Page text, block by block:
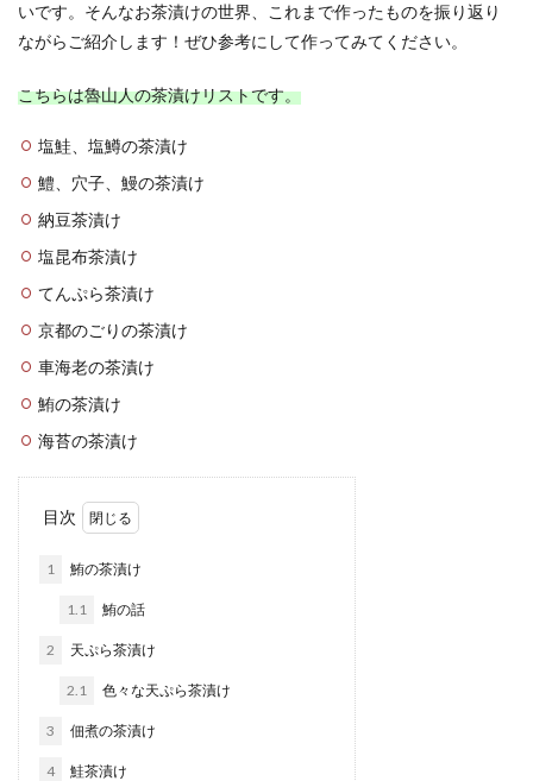
いです。そんなお茶漬けの世界、これまで作ったものを振り返り
ながらご紹介します！ぜひ参考にして作ってみてください。
こちらは魯山人の茶漬けリストです。
塩鮭、塩鱒の茶漬け
鱧、穴子、鰻の茶漬け
納豆茶漬け
塩昆布茶漬け
てんぷら茶漬け
京都のごりの茶漬け
車海老の茶漬け
鮪の茶漬け
海苔の茶漬け
目次
1 鮪の茶漬け
1.1 鮪の話
2 天ぷら茶漬け
2.1 色々な天ぷら茶漬け
3 佃煮の茶漬け
4 鮭茶漬け